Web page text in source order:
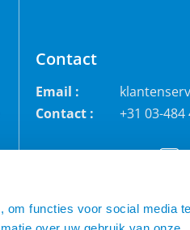
om functies voor social media te
Contact
Email :
Contact :
+31 03-484